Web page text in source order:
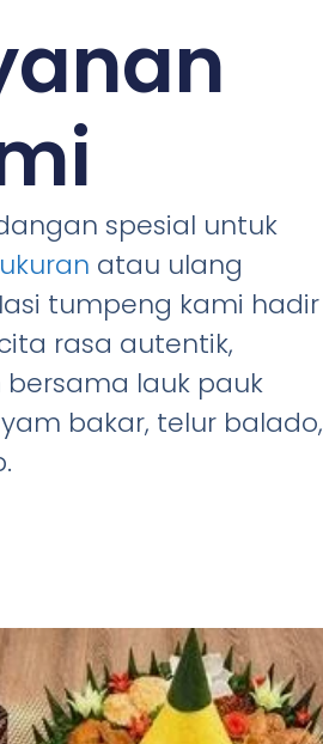
spesial untuk
atau ulang
tumpeng kami hadir
rasa autentik,
bersama lauk pauk
bakar, telur balado,